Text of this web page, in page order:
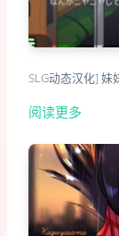
SLG动态汉化]
阅读更多